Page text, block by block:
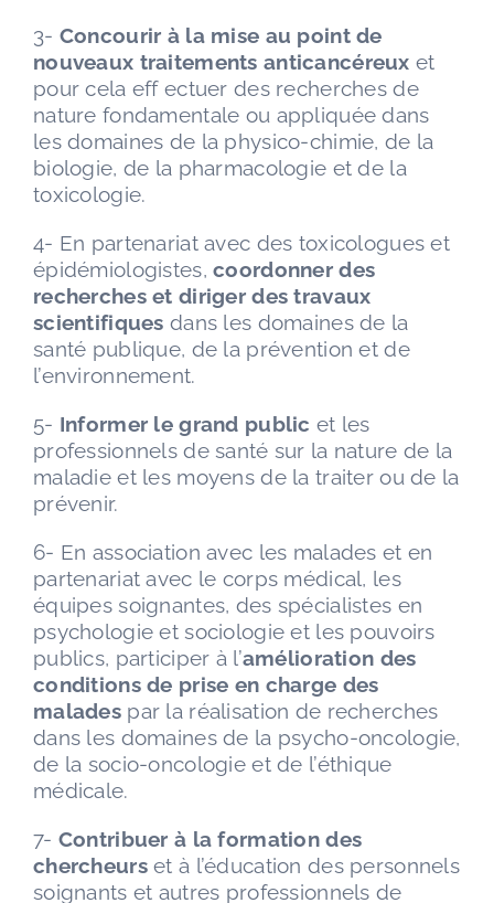
3- Concourir à la mise au point de
nouveaux traitements anticancéreux et
pour cela eff ectuer des recherches de
nature fondamentale ou appliquée dans
les domaines de la physico-chimie, de la
biologie, de la pharmacologie et de la
toxicologie.
4- En partenariat avec des toxicologues et
épidémiologistes,coordonner des
recherches et diriger des travaux
scientifiques dans les domaines de la
santé publique, de la prévention et de
l’environnement.
5- Informer le grand public et les
professionnels de santé sur la nature de la
maladie et les moyens de la traiter ou de la
prévenir.
6- En association avec les malades et en
partenariat avec le corps médical, les
équipes soignantes, des spécialistes en
psychologie et sociologie et les pouvoirs
publics, participer à l’amélioration des
conditions de prise en charge des
maladespar la réalisation de recherches
dans les domaines de la psycho-oncologie,
de la socio-oncologie et de l’éthique
médicale.
7- Contribuer à la formation des
chercheurset à l’éducation des personnels
soignants et autres professionnels de